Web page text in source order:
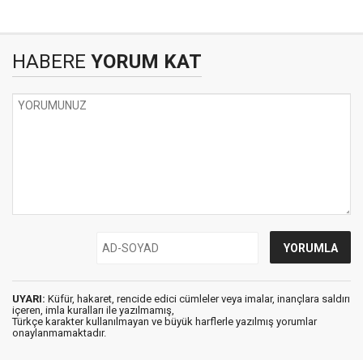
HABERE YORUM KAT
UYARI: Küfür, hakaret, rencide edici cümleler veya imalar, inançlara saldırı
içeren, imla kuralları ile yazılmamış,
Türkçe karakter kullanılmayan ve büyük harflerle yazılmış yorumlar
onaylanmamaktadır.